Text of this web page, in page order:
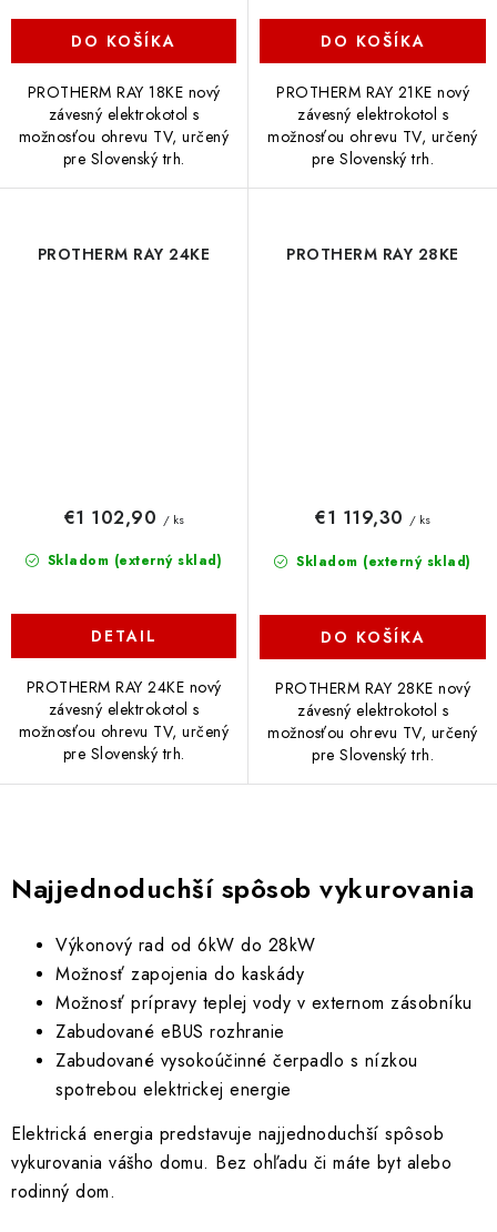
DO KOŠÍKA
PROTHERM RAY 18KE nový
závesný elektrokotol s
možnosťou ohrevu TV, určený
pre Slovenský trh.
DO KOŠÍKA
PROTHERM RAY 21KE nový
závesný elektrokotol s
možnosťou ohrevu TV, určený
pre Slovenský trh.
PROTHERM RAY 24KE
Skladom (externý sklad)
€1 102,90 / ks
DETAIL
PROTHERM RAY 24KE nový
závesný elektrokotol s
možnosťou ohrevu TV, určený
pre Slovenský trh.
PROTHERM RAY 28KE
Skladom (externý sklad)
€1 119,30 / ks
DO KOŠÍKA
PROTHERM RAY 28KE nový
závesný elektrokotol s
možnosťou ohrevu TV, určený
pre Slovenský trh.
v
l
r
v
k
Najjednoduchší spôsob vykurovania
Výkonový rad od 6kW do 28kW
Možnosť zapojenia do kaskády
Možnosť prípravy teplej vody v externom zásobníku
Zabudované eBUS rozhranie
Zabudované vysokoúčinné čerpadlo s nízkou
spotrebou elektrickej energie
Elektrická energia predstavuje najjednoduchší spôsob
vykurovania vášho domu. Bez ohľadu či máte byt alebo
rodinný dom.